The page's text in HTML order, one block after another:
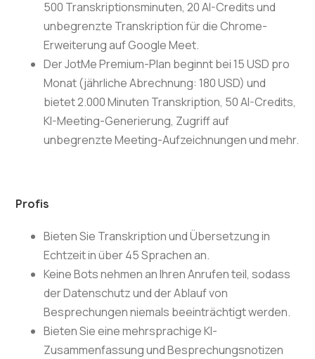
500 Transkriptionsminuten, 20 AI-Credits und
unbegrenzte Transkription für die Chrome-
Erweiterung auf Google Meet.
Der JotMe Premium-Plan beginnt bei 15 USD pro
Monat (jährliche Abrechnung: 180 USD) und
bietet 2.000 Minuten Transkription, 50 AI-Credits,
KI-Meeting-Generierung, Zugriff auf
unbegrenzte Meeting-Aufzeichnungen und mehr.
Profis
Bieten Sie Transkription und Übersetzung in
Echtzeit in über 45 Sprachen an.
Keine Bots nehmen an Ihren Anrufen teil, sodass
der Datenschutz und der Ablauf von
Besprechungen niemals beeinträchtigt werden.
Bieten Sie eine mehrsprachige KI-
Zusammenfassung und Besprechungsnotizen